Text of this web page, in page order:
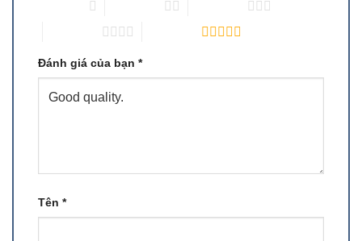
Đánh giá của bạn *
Tên *